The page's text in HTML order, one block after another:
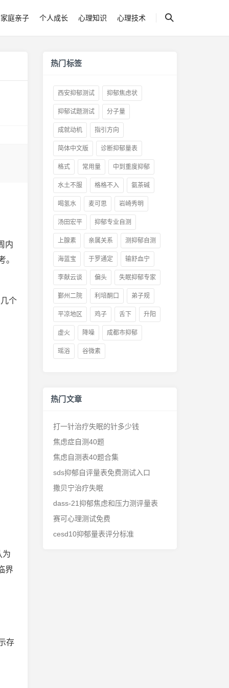
家庭亲子 个人成长 心理知识 心理技术
内
。
个
为
界
存
热门标签
西安抑郁测试 抑郁焦虑状
抑郁试题测试 分子量
成就动机 指引方向
简体中文版 诊断抑郁量表
格式 常用量 中到重度抑郁
水土不服 格格不入 氨茶碱
喝氢水 麦可思 岩崎秀明
汤田宏平 抑郁专业自测
上腺素 亲属关系 测抑郁自测
海蓝宝 于罗通定 输舒血宁
李献云谈 偏头 失眠抑郁专家
鄞州二院 利培酮口 弟子规
平凉地区 鸡子 舌下 升阳
虚火 降噪 成都市抑郁
瑶浴 谷微素
热门文章
打一针治疗失眠的针多少钱
焦虑症自测40题
焦虑自测表40题合集
sds抑郁自评量表免费测试入口
撒贝宁治疗失眠
dass-21抑郁焦虑和压力测评量表
赛可心理测试免费
cesd10抑郁量表评分标准